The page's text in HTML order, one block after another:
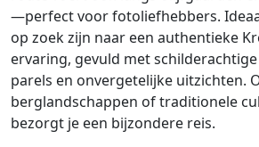
—perfect voor fotoliefhebbers.
op zoek zijn naar een authentieke
ervaring, gevuld met
parels en onvergetelijke uitzichten.
berglandschappen of traditionele
bezorgt je een bijzondere reis.